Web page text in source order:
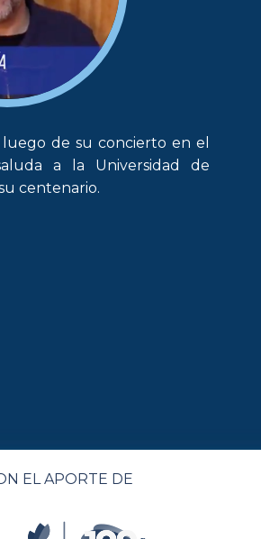
luego de su concierto en el
a la Universidad de
centenario.
EL APORTE DE